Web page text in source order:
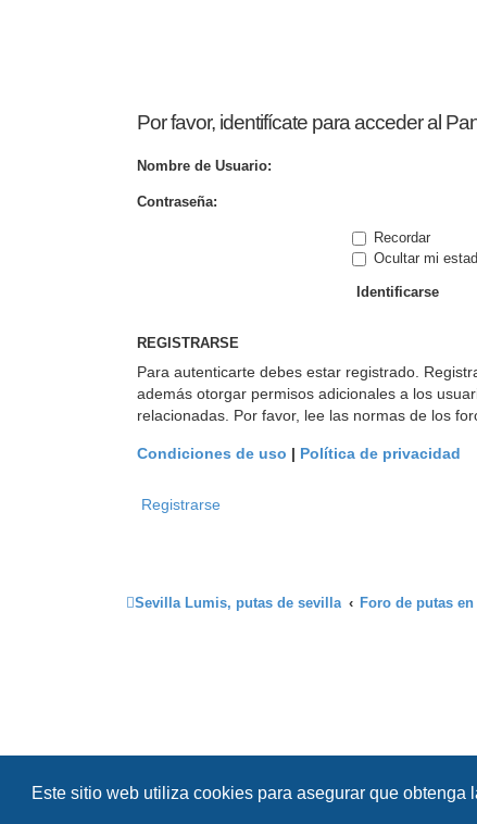
Este sitio web utiliza cookies para asegurar que obtenga
Por favor, identifícate para acceder al
Nombre de Usuario:
Contraseña:
Recordar
Ocultar mi
REGISTRARSE
Para autenticarte debes estar registrado.
además otorgar permisos adicionales a los
relacionadas. Por favor, lee las normas de los
Condiciones de uso | Política de privacidad
Registrarse
Sevilla Lumis, putas de sevilla Foro de putas